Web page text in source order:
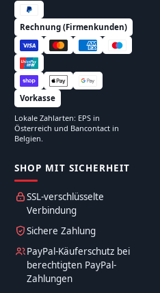
Rechnung (Firmenkunden)
Vorkasse
Lokale Zahlarten: EPS in
Österreich und Bancontact in
Belgien.
SHOP MIT SICHERHEIT
SSL-verschlüsselte
Verbindung
Sichere Zahlung
PayPal-Käuferschutz bei
berechtigten PayPal-
Zahlungen